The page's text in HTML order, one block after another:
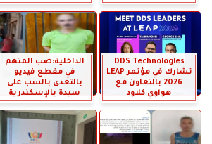
DDS Technologies
تشارك في مؤتمر LEAP
2026 بالتعاون مع
هواوي كلاود
الداخلية:ضب المتهم
في مقطع فيديو
بالتعدى بالسب على
سيدة بالإسكندرية